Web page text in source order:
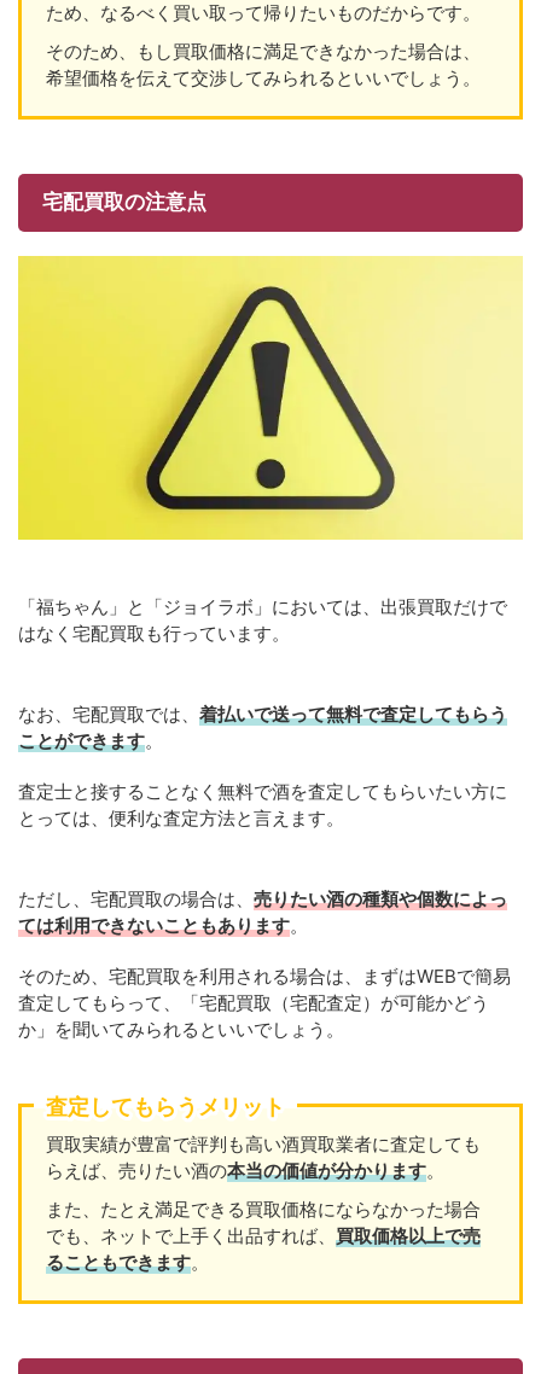
ため、なるべく買い取って帰りたいものだからです。
そのため、もし買取価格に満足できなかった場合は、
希望価格を伝えて交渉してみられるといいでしょう。
宅配買取の注意点
「福ちゃん」と「ジョイラボ」においては、出張買取だけで
はなく宅配買取も行っています。
なお、宅配買取では、 着払いで送って無料で査定してもらう
ことができます。
査定士と接することなく無料で酒を査定してもらいたい方に
とっては、便利な査定方法と言えます。
ただし、宅配買取の場合は、 売りたい酒の種類や個数によっ
ては利用できないこともあります。
そのため、宅配買取を利用される場合は、まずはWEBで簡易
査定してもらって、「宅配買取（宅配査定）が可能かどう
か」を聞いてみられるといいでしょう。
査定してもらうメリット
買取実績が豊富で評判も高い酒買取業者に査定しても
らえば、売りたい酒の本当の価値が分かります。
また、たとえ満足できる買取価格にならなかった場合
でも、ネットで上手く出品すれば、 買取価格以上で売
ることもできます。